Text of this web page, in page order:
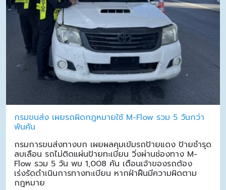
กรมขนส่ง เผยรถผิดกฎหมายใช้ M-Flow รวม 5 วันกว่า
พันคัน
กรมการขนส่งทางบก เผยผลคุมเข้มรถป้ายแดง ป้ายชำรุด
ลบเลือน รถไม่ติดแผ่นป้ายทะเบียน วิ่งผ่านช่องทาง M-
Flow รวม 5 วัน พบ 1,008 คัน เตือนเจ้าของรถต้อง
เร่งรัดดำเนินการทางทะเบียน หากฝ่าฝืนมีความผิดตาม
กฎหมาย